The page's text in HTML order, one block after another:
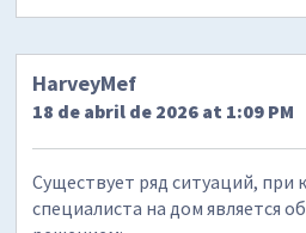
HarveyMef
18 de abril de 2026 at 1:09 PM
Существует ряд ситуаций, при
специалиста на дом является